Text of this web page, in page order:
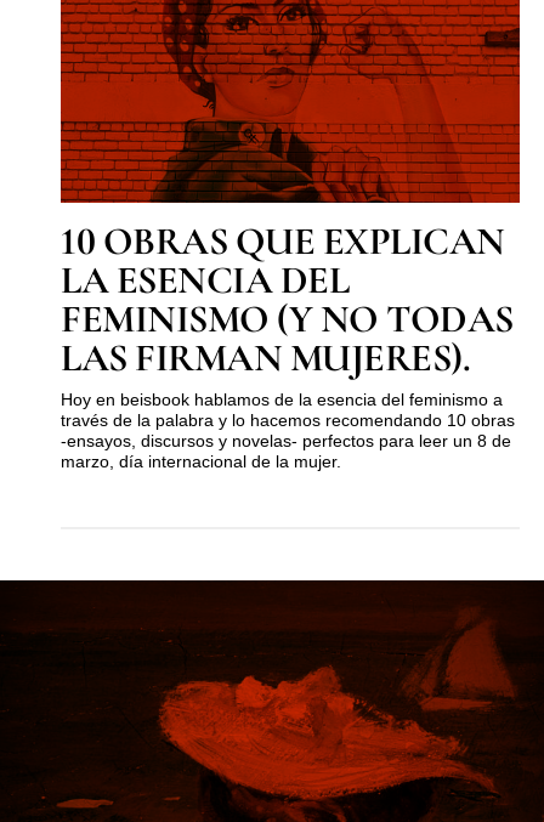
10 OBRAS QUE EXPLICAN
LA ESENCIA DEL
FEMINISMO (Y NO TODAS
LAS FIRMAN MUJERES).
Hoy en beisbook hablamos de la esencia del feminismo a
través de la palabra y lo hacemos recomendando 10 obras
-ensayos, discursos y novelas- perfectos para leer un 8 de
marzo, día internacional de la mujer.